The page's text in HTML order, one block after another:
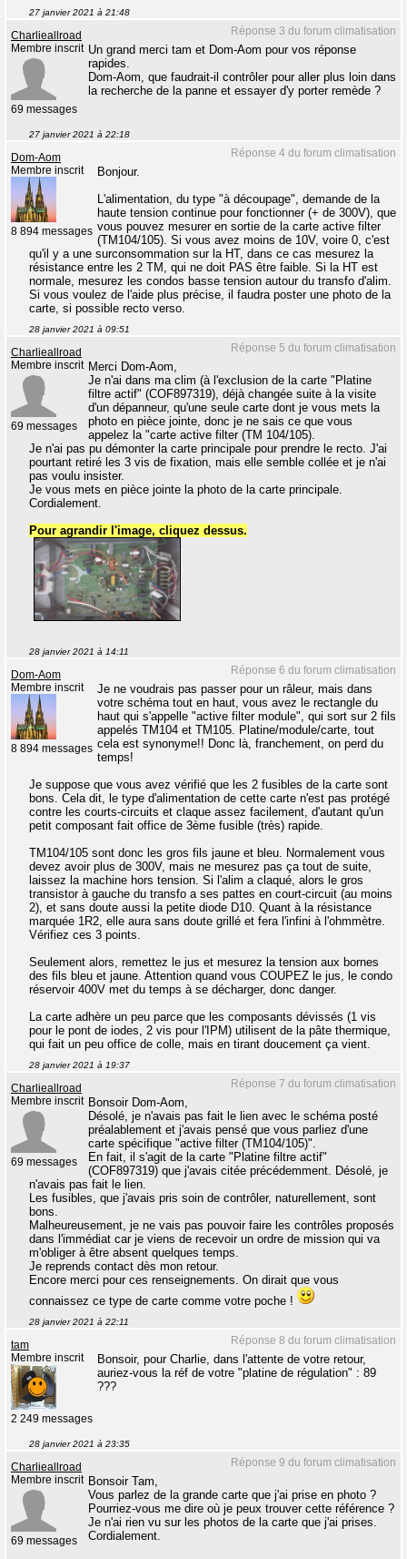
27 janvier 2021 à 21:48
Réponse 3 du forum climatisation
Charlieallroad
Membre inscrit
69 messages
Un grand merci tam et Dom-Aom pour vos réponse
rapides.
Dom-Aom, que faudrait-il contrôler pour aller plus loin dans
la recherche de la panne et essayer d'y porter remède ?
27 janvier 2021 à 22:18
Réponse 4 du forum climatisation
Dom-Aom
Membre inscrit
8 894 messages
Bonjour.
L'alimentation, du type "à découpage", demande de la
haute tension continue pour fonctionner (+ de 300V), que
vous pouvez mesurer en sortie de la carte active filter
(TM104/105). Si vous avez moins de 10V, voire 0, c'est
qu'il y a une surconsommation sur la HT, dans ce cas mesurez la
résistance entre les 2 TM, qui ne doit PAS être faible. Si la HT est
normale, mesurez les condos basse tension autour du transfo d'alim.
Si vous voulez de l'aide plus précise, il faudra poster une photo de la
carte, si possible recto verso.
28 janvier 2021 à 09:51
Réponse 5 du forum climatisation
Charlieallroad
Membre inscrit
69 messages
Merci Dom-Aom,
Je n'ai dans ma clim (à l'exclusion de la carte "Platine
filtre actif" (COF897319), déjà changée suite à la visite
d'un dépanneur, qu'une seule carte dont je vous mets la
photo en pièce jointe, donc je ne sais ce que vous
appelez la "carte active filter (TM 104/105).
Je n'ai pas pu démonter la carte principale pour prendre le recto. J'ai
pourtant retiré les 3 vis de fixation, mais elle semble collée et je n'ai
pas voulu insister.
Je vous mets en pièce jointe la photo de la carte principale.
Cordialement.
Pour agrandir l'image, cliquez dessus.
28 janvier 2021 à 14:11
Réponse 6 du forum climatisation
Dom-Aom
Membre inscrit
8 894 messages
Je ne voudrais pas passer pour un râleur, mais dans
votre schéma tout en haut, vous avez le rectangle du
haut qui s'appelle "active filter module", qui sort sur 2 fils
appelés TM104 et TM105. Platine/module/carte, tout
cela est synonyme!! Donc là, franchement, on perd du
temps!
Je suppose que vous avez vérifié que les 2 fusibles de la carte sont
bons. Cela dit, le type d'alimentation de cette carte n'est pas protégé
contre les courts-circuits et claque assez facilement, d'autant qu'un
petit composant fait office de 3ème fusible (très) rapide.
TM104/105 sont donc les gros fils jaune et bleu. Normalement vous
devez avoir plus de 300V, mais ne mesurez pas ça tout de suite,
laissez la machine hors tension. Si l'alim a claqué, alors le gros
transistor à gauche du transfo a ses pattes en court-circuit (au moins
2), et sans doute aussi la petite diode D10. Quant à la résistance
marquée 1R2, elle aura sans doute grillé et fera l'infini à l'ohmmètre.
Vérifiez ces 3 points.
Seulement alors, remettez le jus et mesurez la tension aux bornes
des fils bleu et jaune. Attention quand vous COUPEZ le jus, le condo
réservoir 400V met du temps à se décharger, donc danger.
La carte adhère un peu parce que les composants dévissés (1 vis
pour le pont de iodes, 2 vis pour l'IPM) utilisent de la pâte thermique,
qui fait un peu office de colle, mais en tirant doucement ça vient.
28 janvier 2021 à 19:37
Réponse 7 du forum climatisation
Charlieallroad
Membre inscrit
69 messages
Bonsoir Dom-Aom,
Désolé, je n'avais pas fait le lien avec le schéma posté
préalablement et j'avais pensé que vous parliez d'une
carte spécifique "active filter (TM104/105)".
En fait, il s'agit de la carte "Platine filtre actif"
(COF897319) que j'avais citée précédemment. Désolé, je
n'avais pas fait le lien.
Les fusibles, que j'avais pris soin de contrôler, naturellement, sont
bons.
Malheureusement, je ne vais pas pouvoir faire les contrôles proposés
dans l'immédiat car je viens de recevoir un ordre de mission qui va
m'obliger à être absent quelques temps.
Je reprends contact dès mon retour.
Encore merci pour ces renseignements. On dirait que vous
connaissez ce type de carte comme votre poche !
28 janvier 2021 à 22:11
Réponse 8 du forum climatisation
tam
Membre inscrit
2 249 messages
Bonsoir, pour Charlie, dans l'attente de votre retour,
auriez-vous la réf de votre "platine de régulation" : 89
???
28 janvier 2021 à 23:35
Réponse 9 du forum climatisation
Charlieallroad
Membre inscrit
69 messages
Bonsoir Tam,
Vous parlez de la grande carte que j'ai prise en photo ?
Pourriez-vous me dire où je peux trouver cette référence ?
Je n'ai rien vu sur les photos de la carte que j'ai prises.
Cordialement.